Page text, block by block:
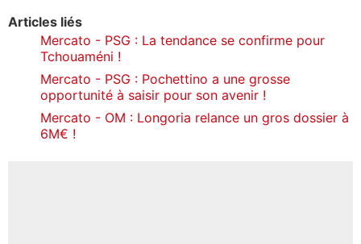
Articles liés
Mercato - PSG : La tendance se confirme pour
Tchouaméni !
Mercato - PSG : Pochettino a une grosse
opportunité à saisir pour son avenir !
Mercato - OM : Longoria relance un gros dossier à
6M€ !